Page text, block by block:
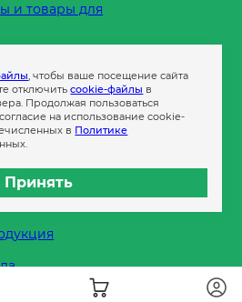
и товары для
, чтобы ваше посещение сайта
отключитьcookie-файлы в
Продолжая пользоваться
на использование cookie-
в Политике
Принять